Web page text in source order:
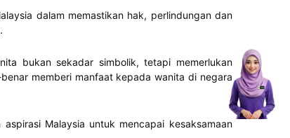
dalam memastikan hak, perlindungan dan
bukan sekadar simbolik, tetapi memerlukan
memberi manfaat kepada wanita di negara
Malaysia untuk mencapai kesaksamaan